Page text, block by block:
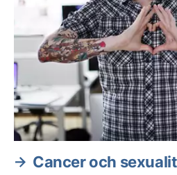
Cancer och